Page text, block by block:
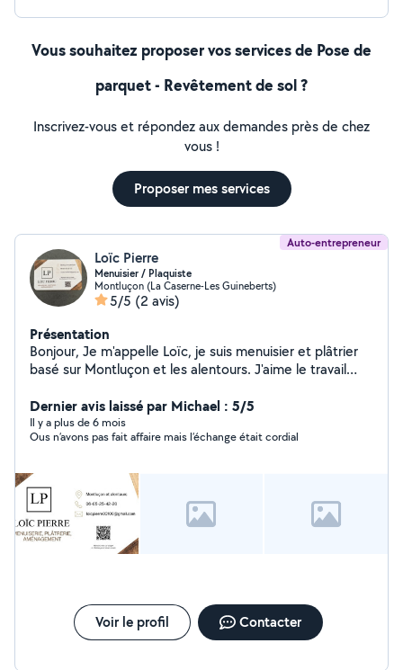
Vous souhaitez proposer vos services de Pose de
parquet - Revêtement de sol ?
Inscrivez-vous et répondez aux demandes près de chez
vous !
Proposer mes services
Auto-entrepreneur
Loïc Pierre
Menuisier / Plaquiste
Montluçon (La Caserne-Les Guineberts)
5/5 (2 avis)
Présentation
Bonjour, Je m'appelle Loïc, je suis menuisier et plâtrier
basé sur Montluçon et les alentours. J'aime le travail
intérieurs : dressings, placards, cloisons, plafonds, sols,
etc. N'hésitez pas à me contacter pour vos projets ou
petits dépannages !
Dernier avis laissé par Michael : 5/5
Il y a plus de 6 mois
Ous n’avons pas fait affaire mais l’échange était cordial
Voir le profil Contacter